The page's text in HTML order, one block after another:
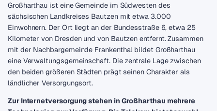
Großharthau ist eine Gemeinde im Südwesten des
sächsischen Landkreises Bautzen mit etwa 3.000
Einwohnern. Der Ort liegt an der Bundesstraße 6, etwa 25
Kilometer von Dresden und von Bautzen entfernt. Zusammen
mit der Nachbargemeinde Frankenthal bildet Großharthau
eine Verwaltungsgemeinschaft. Die zentrale Lage zwischen
den beiden größeren Städten prägt seinen Charakter als
ländlicher Versorgungsort.
Zur Internetversorgung stehen in Großharthau mehrere